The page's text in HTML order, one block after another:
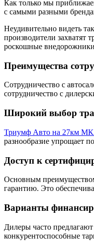
Как только мы
с самыми разными
Неудивительно видеть
производители захватят
роскошные внедорожники
Преимущества
Сотрудничество с
сотрудничество с
Широкий выбор
Триумф Авто на 27км
разнообразие упрощает
Доступ к
Основным
гарантию. Это
Варианты
Дилеры часто
конкурентоспособные